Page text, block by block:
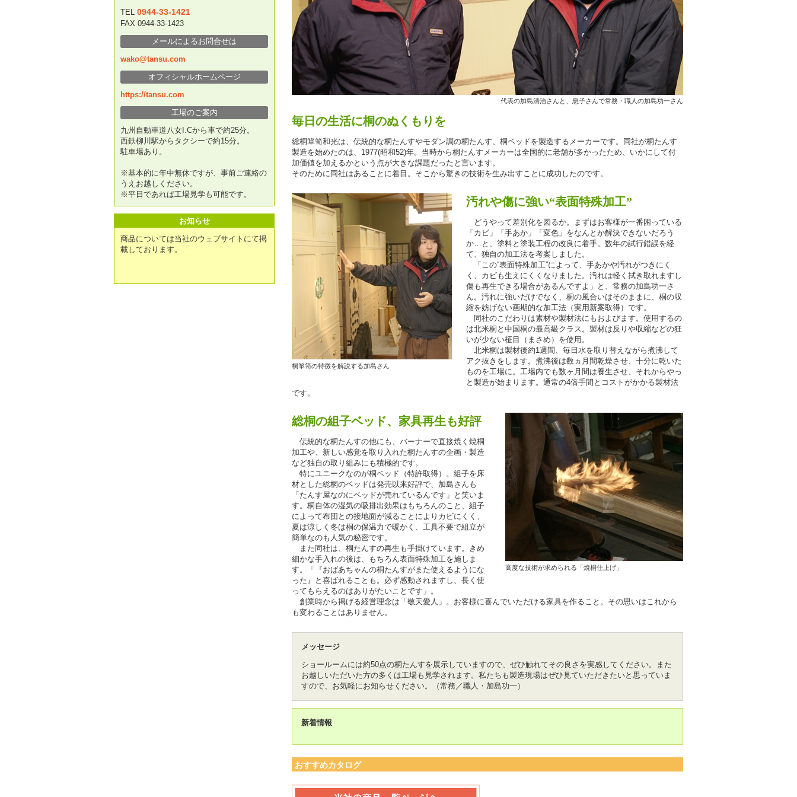
代表の加島清治さんと、息子さんで常務・職人の加島功一さん
毎日の生活に桐のぬくもりを
総桐箪笥和光は、伝統的な桐たんすやモダン調の桐たんす、桐ベッドを製造するメーカーです。同社が桐たんす
製造を始めたのは、1977(昭和52)年。当時から桐たんすメーカーは全国的に老舗が多かったため、いかにして付
加価値を加えるかという点が大きな課題だったと言います。
そのために同社はあることに着目。そこから驚きの技術を生み出すことに成功したのです。
桐箪笥の特徴を解説する加島さん
汚れや傷に強い“表面特殊加工”
どうやって差別化を図るか。まずはお客様が一番困っている
「カビ」「手あか」「変色」をなんとか解決できないだろう
か…と、塗料と塗装工程の改良に着手。数年の試行錯誤を経
て、独自の加工法を考案しました。
「この“表面特殊加工”によって、手あかや汚れがつきにく
く、カビも生えにくくなりました。汚れは軽く拭き取れますし
傷も再生できる場合があるんですよ」と、常務の加島功一さ
ん。汚れに強いだけでなく、桐の風合いはそのままに、桐の収
縮を妨げない画期的な加工法（実用新案取得）です。
同社のこだわりは素材や製材法にもおよびます。使用するの
は北米桐と中国桐の最高級クラス。製材は反りや収縮などの狂
いが少ない柾目（まさめ）を使用。
北米桐は製材後約1週間、毎日水を取り替えながら煮沸して
アク抜きをします。煮沸後は数ヵ月間乾燥させ、十分に乾いた
ものを工場に。工場内でも数ヶ月間は養生させ、それからやっ
と製造が始まります。通常の4倍手間とコストがかかる製材法
です。
高度な技術が求められる「焼桐仕上げ」
総桐の組子ベッド、家具再生も好評
伝統的な桐たんすの他にも、バーナーで直接焼く焼桐
加工や、新しい感覚を取り入れた桐たんすの企画・製造
など独自の取り組みにも積極的です。
特にユニークなのが桐ベッド（特許取得）。組子を床
材とした総桐のベッドは発売以来好評で、加島さんも
「たんす屋なのにベッドが売れているんです」と笑いま
す。桐自体の湿気の吸排出効果はもちろんのこと、組子
によって布団との接地面が減ることによりカビにくく、
夏は涼しく冬は桐の保温力で暖かく、工具不要で組立が
簡単なのも人気の秘密です。
また同社は、桐たんすの再生も手掛けています。きめ
細かな手入れの後は、もちろん表面特殊加工を施しま
す。「『おばあちゃんの桐たんすがまた使えるようにな
った』と喜ばれることも。必ず感動されますし、長く使
ってもらえるのはありがたいことです」。
創業時から掲げる経営理念は「敬天愛人」。お客様に喜んでいただける家具を作ること。その思いはこれから
も変わることはありません。
メッセージ
ショールームには約50点の桐たんすを展示していますので、ぜひ触れてその良さを実感してください。また
お越しいただいた方の多くは工場も見学されます。私たちも製造現場はぜひ見ていただきたいと思っていま
すので、お気軽にお知らせください。（常務／職人・加島功一）
新着情報
おすすめカタログ
TEL 0944-33-1421
FAX 0944-33-1423
メールによるお問合せは
wako@tansu.com
オフィシャルホームページ
https://tansu.com
工場のご案内
九州自動車道八女I.Cから車で約25分。
西鉄柳川駅からタクシーで約15分。
駐車場あり。
※基本的に年中無休ですが、事前ご連絡の
うえお越しください。
※平日であれば工場見学も可能です。
お知らせ
商品については当社のウェブサイトにて掲
載しております。